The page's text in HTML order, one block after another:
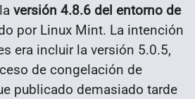
versión 4.8.6 del entorno de
por Linux Mint. La intención
era incluir la versión 5.0.5,
de congelación de
publicado demasiado tarde